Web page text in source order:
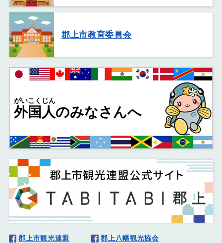
郡上市教育委員会
外国人
がいこくじん
のみなさんへ
郡上市観光連盟
郡上八幡観光協会